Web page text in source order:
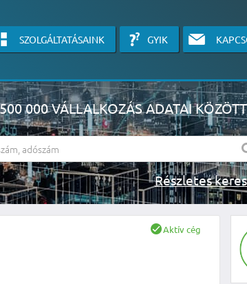
SZOLGÁLTATÁSAINK GYIK
000 VÁLLALKOZÁS ADATAI KÖZÖTT
Részletes
el, használatához kérjük jelentkezzen be, vagy
Aktív cég